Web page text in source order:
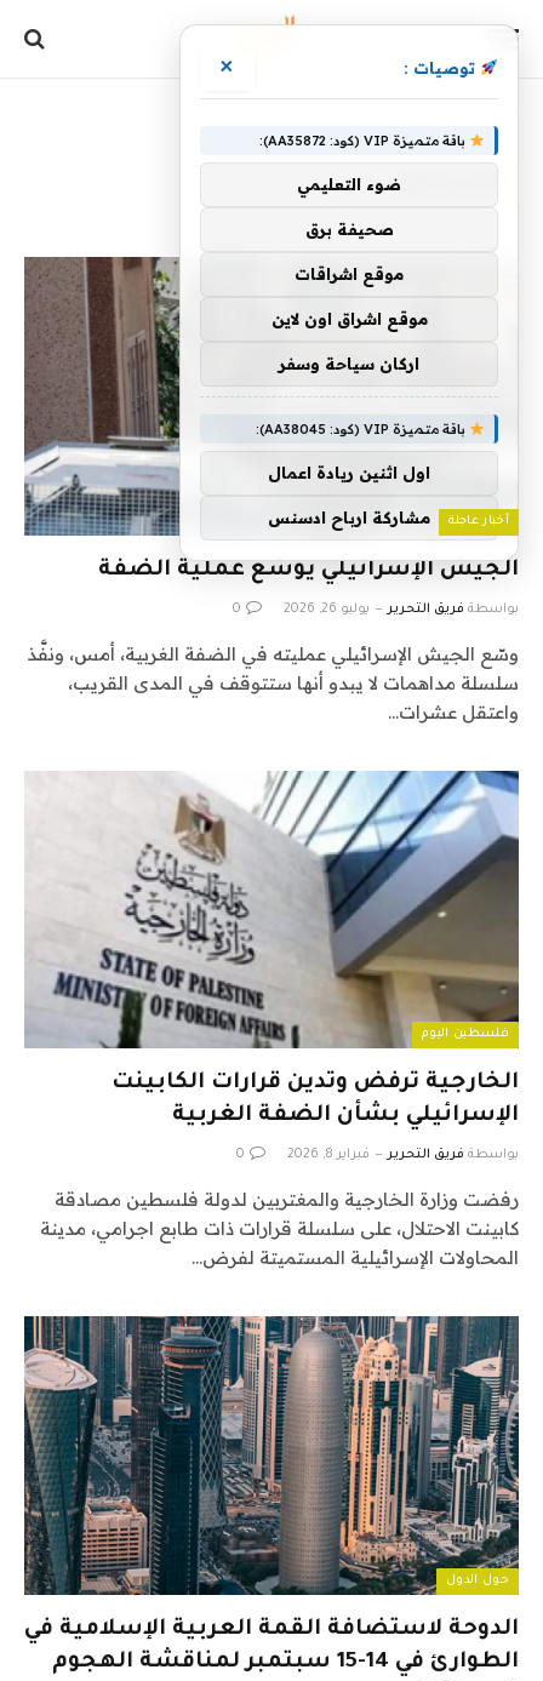
الإسرائيلي
أخبار عاجلة
الجيش الإسرائيلي يوسّع عملية الضفة
بواسطة فريق التحرير يوليو 26, 2026 0
وسّع الجيش الإسرائيلي عمليته في الضفة الغربية، أمس، ونفَّذ
سلسلة مداهمات لا يبدو أنها ستتوقف في المدى القريب،
واعتقل عشرات…
فلسطين اليوم
الخارجية ترفض وتدين قرارات الكابينت
الإسرائيلي بشأن الضفة الغربية
بواسطة فريق التحرير فبراير 8, 2026 0
رفضت وزارة الخارجية والمغتربين لدولة فلسطين مصادقة
كابينت الاحتلال، على سلسلة قرارات ذات طابع اجرامي، مدينة
المحاولات الإسرائيلية المستميتة لفرض…
حول الدول
الدوحة لاستضافة القمة العربية الإسلامية في
الطوارئ في 14-15 سبتمبر لمناقشة الهجوم
توصيات : ×
باقة متميزة VIP (كود: AA35872):
ضوء التعليمي
صحيفة برق
موقع اشراقات
موقع اشراق اون لاين
اركان سياحة وسفر
باقة متميزة VIP (كود: AA38045):
اول اثنين ريادة اعمال
مشاركة ارباح ادسنس